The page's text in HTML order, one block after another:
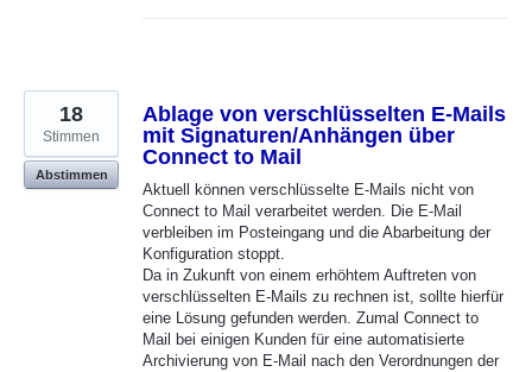
Ablage von verschlüsselten E-Mails
mit Signaturen/Anhängen über
Connect to Mail
Aktuell können verschlüsselte E-Mails nicht von
Connect to Mail verarbeitet werden. Die E-Mail
verbleiben im Posteingang und die Abarbeitung der
Konfiguration stoppt.
Da in Zukunft von einem erhöhtem Auftreten von
verschlüsselten E-Mails zu rechnen ist, sollte hierfür
eine Lösung gefunden werden. Zumal Connect to
Mail bei einigen Kunden für eine automatisierte
Archivierung von E-Mail nach den Verordnungen der
18
Stimmen
Abstimmen